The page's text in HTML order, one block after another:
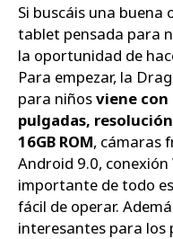
Si buscáis una
tablet pensada para
la oportunidad de
Para empezar, la
para niñosviene
pulgadas, resolución
16GB ROM, cámaras
Android 9.0, conexión
importante de todo
fácil de operar.
interesantes para los